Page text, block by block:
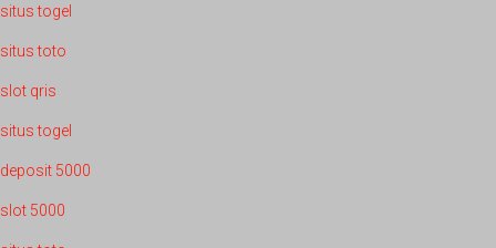
situs togel
situs toto
slot qris
situs togel
deposit 5000
slot 5000